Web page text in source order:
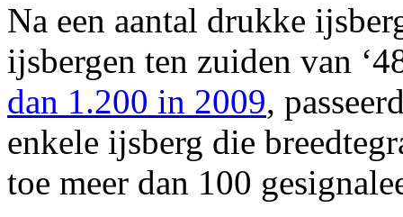
Na een aantal drukke
ijsbergen ten zuiden van
dan 1.200 in 2009,
enkele ijsberg die
toe meer dan 100